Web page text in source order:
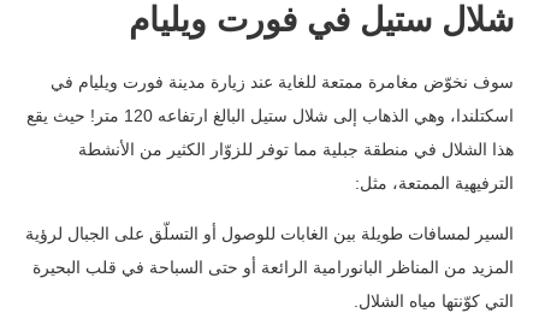
شلال ستيل في فورت ويليام
سوف نخوّض مغامرة ممتعة للغاية عند زيارة مدينة فورت ويليام في
اسكتلندا، وهي الذهاب إلى شلال ستيل البالغ ارتفاعه 120 متر!
حيث يقع
هذا الشلال في منطقة جبلية مما توفر للزوّار الكثير من الأنشطة
الترفيهية الممتعة، مثل:
السير لمسافات طويلة بين الغابات للوصول أو التسلّق على الجبال لرؤية
المزيد من المناظر البانورامية الرائعة أو حتى السباحة في قلب البحيرة
التي كوّنتها مياه الشلال.